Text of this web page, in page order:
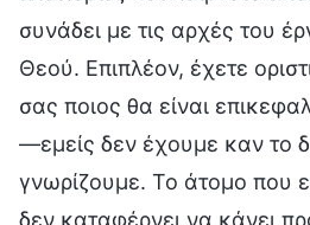
συνάδει με τις αρχές του
Θεού. Επιπλέον, έχετε
σας ποιος θα είναι
—εμείς δεν έχουμε καν το
γνωρίζουμε. Το άτομο που
δεν καταφέρνει να κάνει